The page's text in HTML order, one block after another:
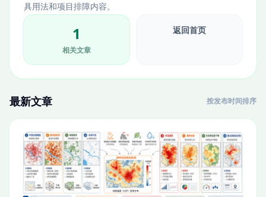
具用法和项目排障内容。
1
相关文章
返回首页
最新文章 按发布时间排序